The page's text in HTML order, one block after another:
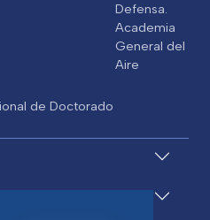
Defensa.
Academia
General del
Aire
de Doctorado